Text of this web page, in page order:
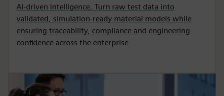
AI-driven intelligence. Turn raw test data into
validated, simulation-ready material models while
ensuring traceability, compliance and engineering
confidence across the enterprise